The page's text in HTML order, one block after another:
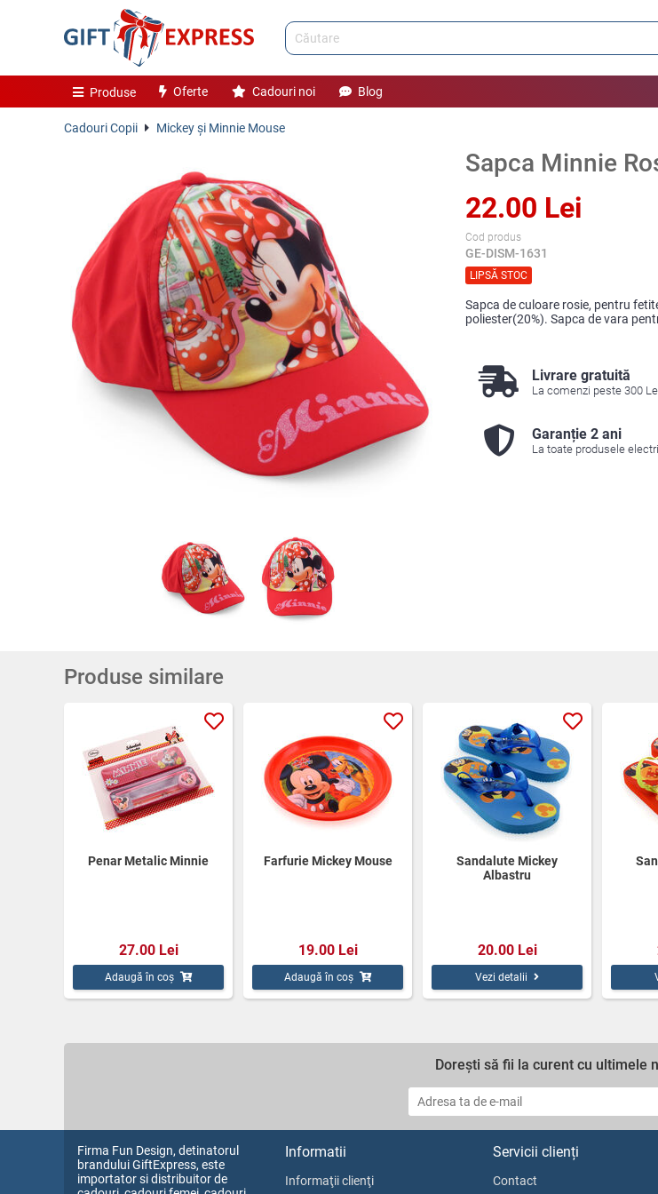
Produse Oferte Cadouri noi Blog
Cadouri Copii Mickey și Minnie Mouse
Sapca Minnie
22.00 Lei
Cod produs
GE-DISM-1631
LIPSĂ STOC
Sapca de culoare rosie, pentru
poliester(20%). Sapca de vara
Livrare gratuită
La comenzi peste 300
Garanție 2 ani
La toate produsele
Produse similare
Penar Metalic Minnie
27.00 Lei
Adaugă în coș
Farfurie Mickey Mouse
19.00 Lei
Adaugă în coș
Sandalute Mickey
Albastru
20.00 Lei
Vezi detalii
Dorești să fii la curent cu ultimele
Firma Fun Design, detinatorul
brandului GiftExpress, este
importator si distribuitor de
Informatii
Informaţii clienţi
Servicii clienți
Contact